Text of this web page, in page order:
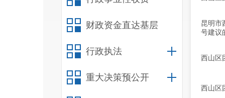
财政资金直达基层
行政执法
重大决策预公开
昆明市
号建议
西山区
西山区